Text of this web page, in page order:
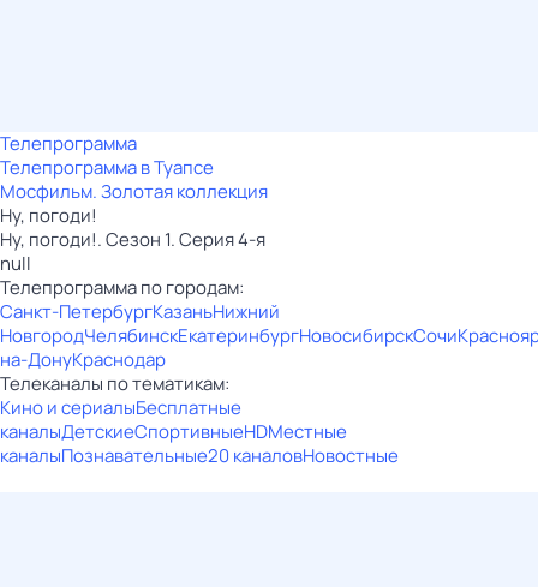
Телепрограмма
Телепрограмма в Туапсе
Мосфильм. Золотая коллекция
Ну, погоди!
Ну, погоди!. Сезон 1. Серия 4-я
null
Телепрограмма по городам:
Санкт-ПетербургКазаньНижний
НовгородЧелябинскЕкатеринбургНовосибирскСочи
на-ДонуКраснодар
Телеканалы по тематикам:
Кино и сериалыБесплатные
каналыДетскиеСпортивныеHDМестные
каналыПознавательные20 каналовНовостные